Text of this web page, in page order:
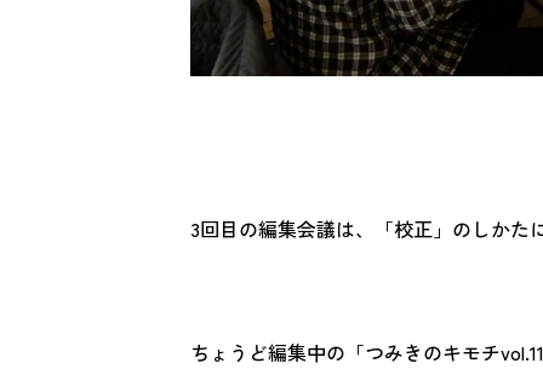
3回目の編集会議は、「校正」のしかた
ちょうど編集中の「つみきのキモチ